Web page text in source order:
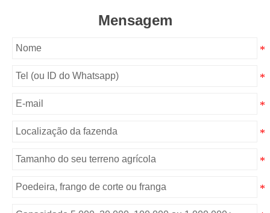
Mensagem